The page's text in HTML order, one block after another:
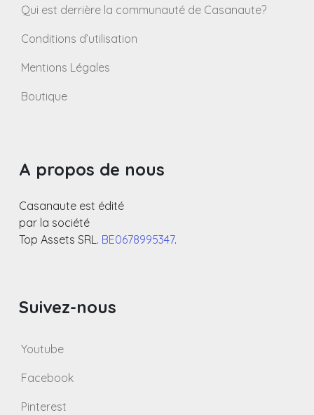
Qui est derrière la communauté de Casanaute?
Conditions d’utilisation
Mentions Légales
Boutique
A propos de nous
Casanaute est édité
par la société
Top Assets SRL. BE0678995347.
Suivez-nous
Youtube
Facebook
Pinterest